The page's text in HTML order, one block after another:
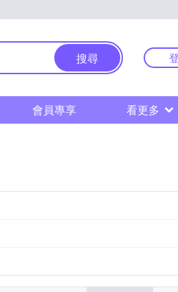
搜尋
會員專享 看更多